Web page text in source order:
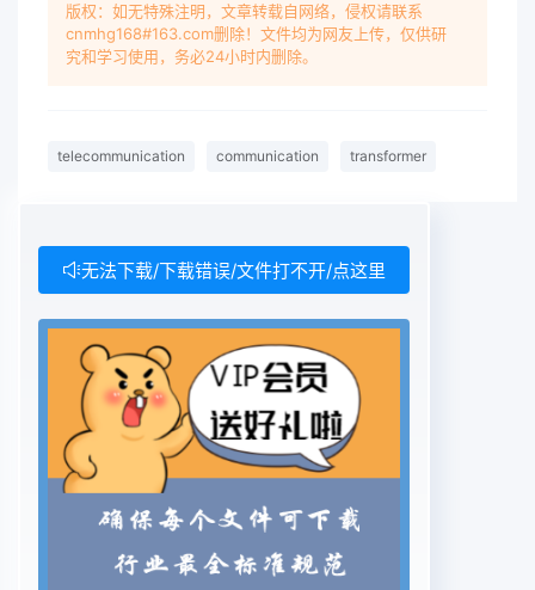
版权：如无特殊注明，文章转载自网络，侵权请联系
cnmhg168#163.com删除！文件均为网友上传，仅供研
究和学习使用，务必24小时内删除。
telecommunication communication transformer
无法下载/下载错误/文件打不开/点这里